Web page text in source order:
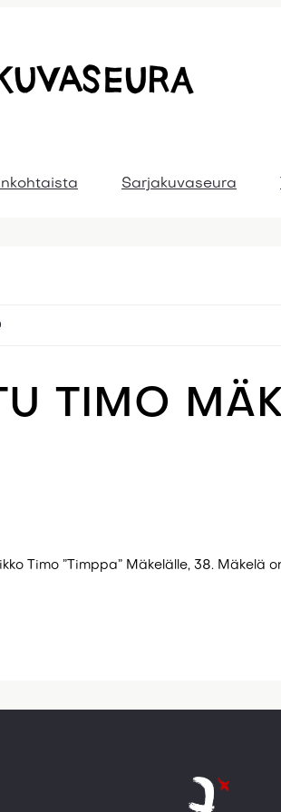
Sarjakuvaseura
TIMO
Timo ”Timppa” Mäkelälle, 38. Mäkelä